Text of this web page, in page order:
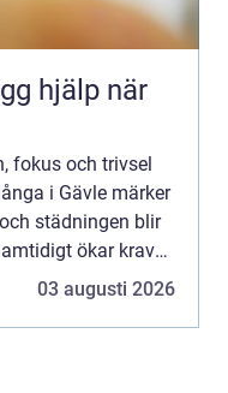
fokus och trivsel
i Gävle märker
städningen blir
ökar kraven
E...
03 augusti 2026